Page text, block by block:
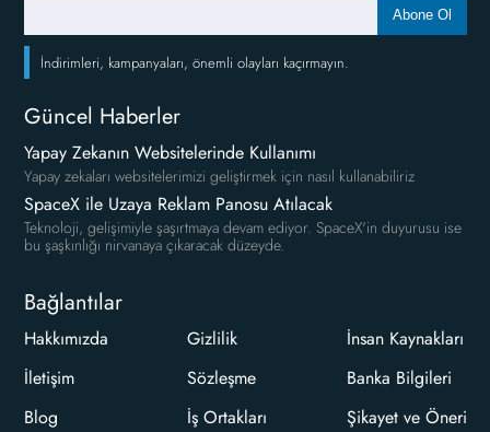
Abone Ol
İndirimleri, kampanyaları, önemli olayları kaçırmayın.
Güncel Haberler
Yapay Zekanın Websitelerinde Kullanımı
Yapay zekaları websitelerimizi geliştirmek için nasıl kullanabiliriz
SpaceX ile Uzaya Reklam Panosu Atılacak
Teknoloji, gelişimiyle şaşırtmaya devam ediyor. SpaceX'in duyurusu ise
bu şaşkınlığı nirvanaya çıkaracak düzeyde.
Bağlantılar
Hakkımızda
İletişim
Blog
Gizlilik
Sözleşme
İş Ortakları
İnsan Kaynakları
Banka Bilgileri
Şikayet ve Öneri